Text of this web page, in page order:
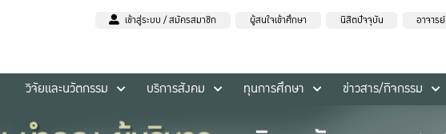
เข้าสู่ระบบ / สมัครสมาชิก ผู้สนใจเข้าศึกษา นิสิตปัจจุบัน อาจารย์
วิจัยและนวัตกรรม บริการสังคม ทุนการศึกษา ข่าวสาร/กิจกรรม